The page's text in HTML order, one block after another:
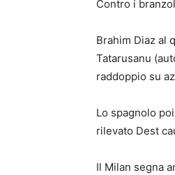
Contro i
Brahim Diaz al
Tatarusanu
raddoppio su
Lo spagnolo
rilevato Dest
Il Milan segna